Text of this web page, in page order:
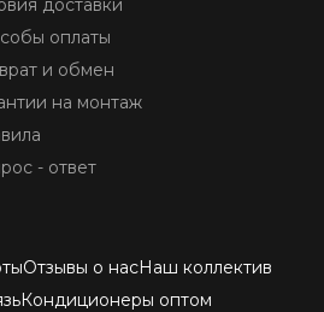
доставки
оплаты
и обмен
на монтаж
- ответ
Отзывы о насНаш коллектив
Кондиционеры оптом